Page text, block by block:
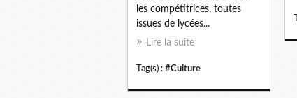
les compétitrices, toutes
issues de lycées...
Lire la suite
Tag(s) : #Culture